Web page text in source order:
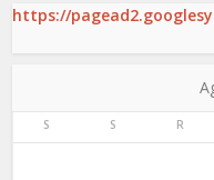
https://
S S R